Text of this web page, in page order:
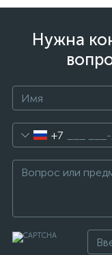
Нужна
+7